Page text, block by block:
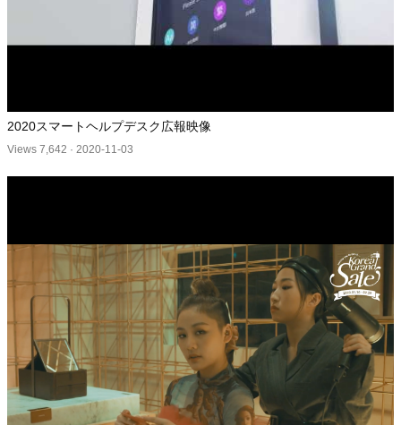
2020スマートヘルプデスク広報映像
Views 7,642 · 2020-11-03